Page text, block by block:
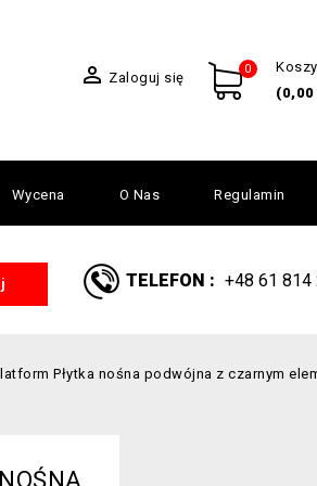
 Zaloguj się
0
(0,00
Wycena O Nas Regulamin
TELEFON : +48 61 814
Płytka nośna podwójna z czarnym